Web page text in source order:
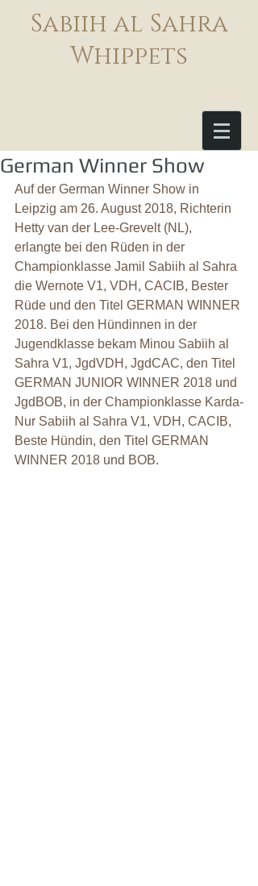
Sabiih al Sahra
Whippets
German Winner Show
Auf der German Winner Show in
Leipzig am 26. August 2018, Richterin
Hetty van der Lee-Grevelt (NL),
erlangte bei den Rüden in der
Championklasse Jamil Sabiih al Sahra
die Wernote V1, VDH, CACIB, Bester
Rüde und den Titel GERMAN WINNER
2018. Bei den Hündinnen in der
Jugendklasse bekam Minou Sabiih al
Sahra V1, JgdVDH, JgdCAC, den Titel
GERMAN JUNIOR WINNER 2018 und
JgdBOB, in der Championklasse Karda-
Nur Sabiih al Sahra V1, VDH, CACIB,
Beste Hündin, den Titel GERMAN
WINNER 2018 und BOB.